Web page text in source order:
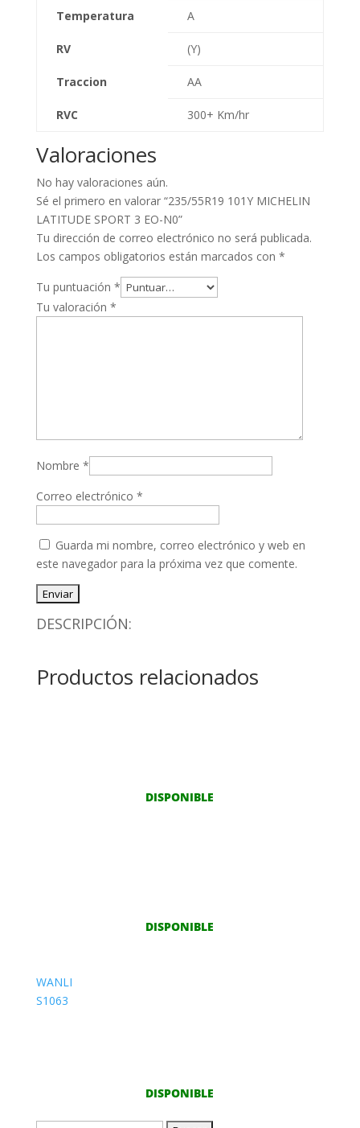
Temperatura A
RV (Y)
Traccion AA
RVC 300+ Km/hr
Valoraciones
No hay valoraciones aún.
Sé el primero en valorar “235/55R19 101Y MICHELIN
LATITUDE SPORT 3 EO-N0”
Tu dirección de correo electrónico no será publicada.
Los campos obligatorios están marcados con *
Tu puntuación *
Tu valoración *
Nombre *
Correo electrónico *
Guarda mi nombre, correo electrónico y web en
este navegador para la próxima vez que comente.
DESCRIPCIÓN:
Productos relacionados
DISPONIBLE
DISPONIBLE
WANLI
S1063
DISPONIBLE